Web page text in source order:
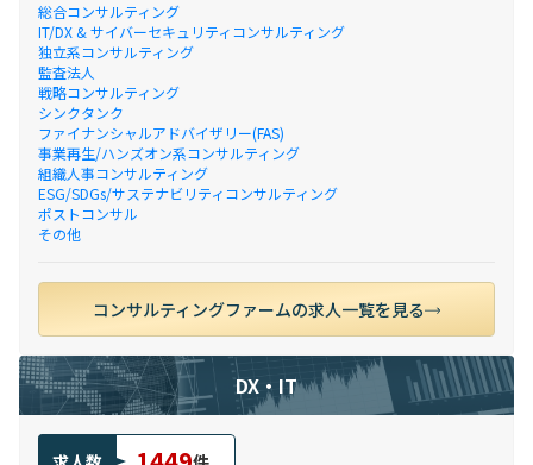
総合コンサルティング
IT/DX & サイバーセキュリティコンサルティング
独立系コンサルティング
監査法人
戦略コンサルティング
シンクタンク
ファイナンシャルアドバイザリー(FAS)
事業再生/ハンズオン系コンサルティング
組織人事コンサルティング
ESG/SDGs/サステナビリティコンサルティング
ポストコンサル
その他
コンサルティングファームの求人一覧を見る
DX・IT